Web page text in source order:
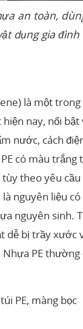
an toàn,
dụng gia đình
là một
nay, nổi
nước, cách
có màu trắng
theo yêu cầu
nguyên liệu
nguyên sinh.
dễ bị trầy xước
Nhựa PE
PE, màng bọc